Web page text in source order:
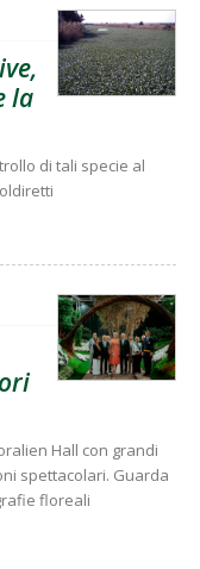
la
di tali specie al
Hall con grandi
spettacolari. Guarda
floreali